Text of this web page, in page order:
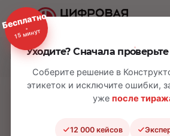
Главная — Услуги — Экспертиза
Бесплатно
15 минут
Уходите? Сначала
Соберите решение в
этикеток и исключите ошибки,
уже после
12 000 кейсов